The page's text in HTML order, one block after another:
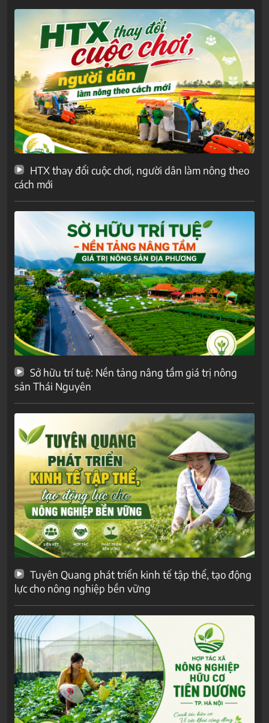
HTX thay đổi cuộc chơi, người dân làm nông theo
cách mới
Sở hữu trí tuệ: Nền tảng nâng tầm giá trị nông
sản Thái Nguyên
Tuyên Quang phát triển kinh tế tập thể, tạo động
lực cho nông nghiệp bền vững